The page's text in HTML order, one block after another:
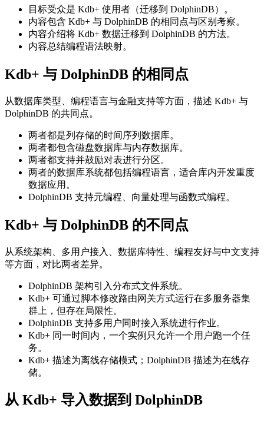
目标受众是 Kdb+ 使用者（迁移到 DolphinDB）。
内容包含 Kdb+ 与 DolphinDB 的相同点与区别考察。
内容介绍将 Kdb+ 数据迁移到 DolphinDB 的方法。
内容总结编程语法映射。
Kdb+ 与 DolphinDB 的相同点
从数据库类型、编程语言与金融支持等方面，描述 Kdb+ 与
DolphinDB 的共同点。
两者都是列存储的时间序列数据库。
两者都包含磁盘数据库与内存数据库。
两者都支持并鼓励对表进行分区。
两者的数据库系统都包括编程语言，适合库内开发重度
数据应用。
DolphinDB 支持元编程、向量处理与函数式编程。
Kdb+ 与 DolphinDB 的不同点
从系统架构、多用户接入、数据库特性、编程友好与中文支持
等方面，对比两者差异。
DolphinDB 架构引入分布式文件系统。
Kdb+ 可通过脚本修改路由网关方式运行在多服务器集
群上，但存在局限性。
DolphinDB 支持多用户同时接入系统进行作业。
Kdb+ 同一时间内，一个实例只允许一个用户跑一个任
务。
Kdb+ 描述为离线存储模式；DolphinDB 描述为在线存
储。
从 Kdb+ 导入数据到 DolphinDB